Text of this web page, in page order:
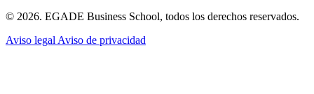
© 2026. EGADE Business School, todos los derechos reservados.
Aviso legal Aviso de privacidad